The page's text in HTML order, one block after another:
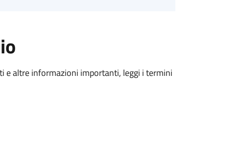
e altre informazioni importanti, leggi i termini